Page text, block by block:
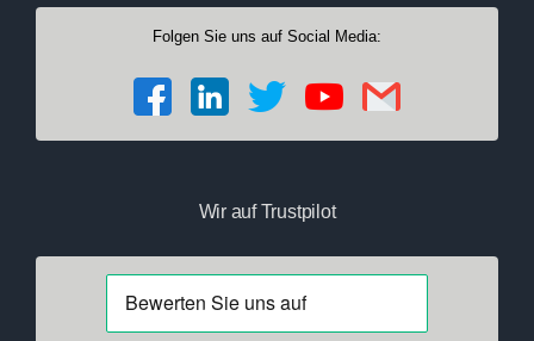
Folgen Sie uns auf Social Media:
Wir auf Trustpilot